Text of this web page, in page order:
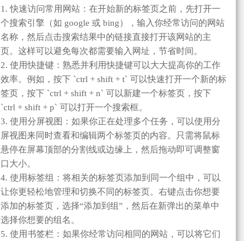
1. 快速访问常用网站：在开始新的标签页之前，先打开一
个搜索引擎（如 google 或 bing），输入你经常访问的网站
名称，然后点击搜索结果中的链接直接打开该网站的主
页。这样可以避免每次都需要输入网址，节省时间。
2. 使用快捷键：熟悉并利用快捷键可以大大提高你的工作
效率。例如，按下 `ctrl + shift + t` 可以快速打开一个新的标
签页，按下 `ctrl + shift + n` 可以新建一个标签页，按下
`ctrl + shift + p` 可以打开一个搜索框。
3. 使用分屏视图：如果你正在处理多个任务，可以使用分
屏视图来同时查看和编辑两个标签页的内容。只需将鼠标
悬停在屏幕顶部的分割线或边缘上，然后拖动即可调整窗
口大小。
4. 使用标签组：将相关的标签页添加到同一个组中，可以
让你更轻松地管理和切换不同的标签页。右键点击你想要
添加的标签页，选择“添加到组”，然后在新弹出的菜单中
选择你想要的组名。
5. 使用书签栏：如果你经常访问相同的网站，可以将它们